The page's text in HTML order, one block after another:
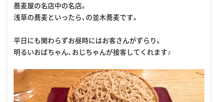
蕎麦屋の名店中の名店。
浅草の蕎麦といったら、の並木蕎麦です。
平日にも関わらずお昼時にはお客さんがずらり。
明るいおばちゃん、おじちゃんが接客してくれます♪